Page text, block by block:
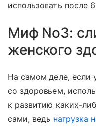
использовать после
Миф No3:
женского
На самом деле, если
со здоровьем,
к развитию каких-
сами, ведь нагрузка